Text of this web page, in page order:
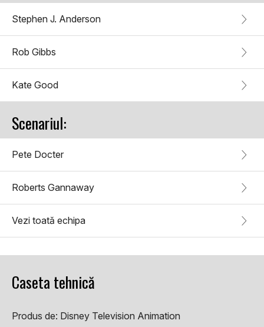
Stephen J. Anderson
Rob Gibbs
Kate Good
Scenariul:
Pete Docter
Roberts Gannaway
Vezi toată echipa
Caseta tehnică
Produs de: Disney Television Animation